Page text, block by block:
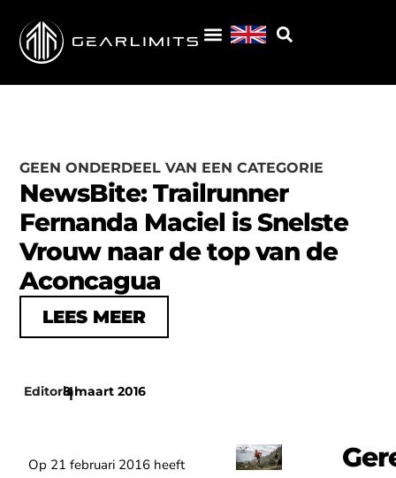
GEEN ONDERDEEL VAN EEN CATEGORIE
NewsBite: Trailrunner
Fernanda Maciel is Snelste
Vrouw naar de top van de
Aconcagua
LEES MEER
Editorial
|
8 maart 2016
Op 21 februari 2016 heeft